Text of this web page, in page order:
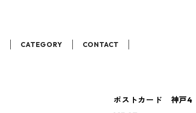
CATEGORY CONTACT
ポストカード 神戸4